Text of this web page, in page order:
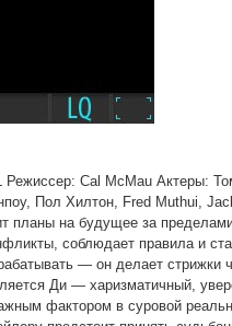
Cal McMau Актеры:
Пол Хилтон, Fred Muthui,
планы на будущее за
соблюдает правила и
— он делает стрижки
Ди — харизматичный,
фактором в суровой